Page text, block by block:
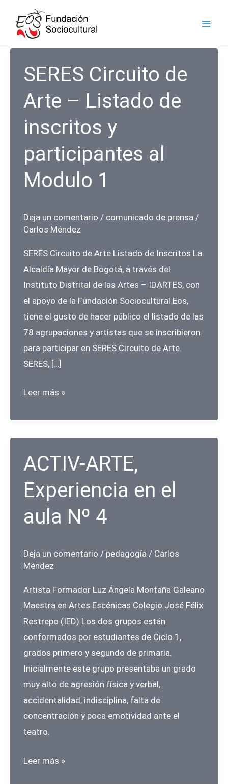
contenido
SERES Circuito de
Arte – Listado de
inscritos y
participantes al
Modulo 1
Deja un comentario / comunicado de prensa /
Carlos Méndez
SERES Circuito de Arte Listado de Inscritos La
Alcaldía Mayor de Bogotá, a través del
Instituto Distrital de las Artes – IDARTES, con
el apoyo de la Fundación Sociocultural Eos,
tiene el gusto de hacer público el listado de las
78 agrupaciones y artistas que se inscribieron
para participar en SERES Circuito de Arte.
SERES, […]
SERES
de
Arte
Listado
de
inscritos
y
al
Modulo
Leer más »
ACTIV-ARTE,
Experiencia en el
aula Nº 4
Deja un comentario / pedagogía / Carlos
Méndez
Artista Formador Luz Ángela Montaña Galeano
Maestra en Artes Escénicas Colegio José Félix
Restrepo (IED) Los dos grupos están
conformados por estudiantes de Ciclo 1,
grados primero y segundo de primaria.
Inicialmente este grupo presentaba un grado
muy alto de agresión física y verbal,
accidentalidad, indisciplina, falta de
concentración y poca emotividad ante el
teatro.
ACTIV-
Leer más »
facebookinstagram